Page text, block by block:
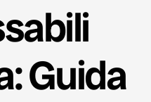
Guida